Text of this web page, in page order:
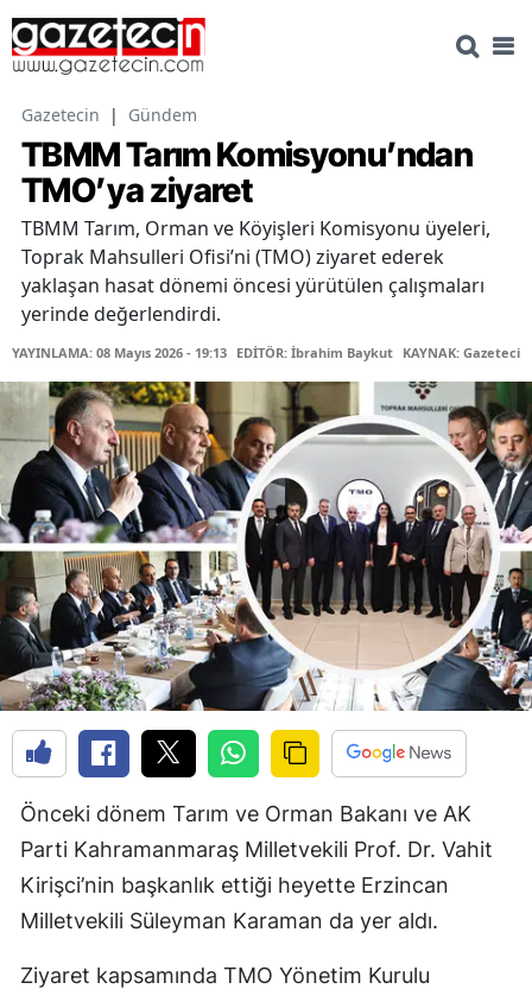
Gazetecin | Gündem
TBMM Tarım Komisyonu’ndan
TMO’ya ziyaret
TBMM Tarım, Orman ve Köyişleri Komisyonu üyeleri,
Toprak Mahsulleri Ofisi’ni (TMO) ziyaret ederek
yaklaşan hasat dönemi öncesi yürütülen çalışmaları
yerinde değerlendirdi.
YAYINLAMA: 08 Mayıs 2026 - 19:13 EDİTÖR: İbrahim Baykut KAYNAK: Gazetecin
Önceki dönem Tarım ve Orman Bakanı ve AK
Parti Kahramanmaraş Milletvekili Prof. Dr. Vahit
Kirişci’nin başkanlık ettiği heyette Erzincan
Milletvekili Süleyman Karaman da yer aldı.
Ziyaret kapsamında TMO Yönetim Kurulu